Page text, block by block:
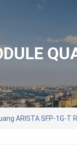
ARISTA SFP-1G-T